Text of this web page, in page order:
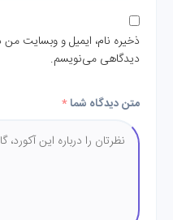
ذخیره نام، ایمیل و وبسایت من
دیدگاهی می‌نویسم.
متن دیدگاه شما*